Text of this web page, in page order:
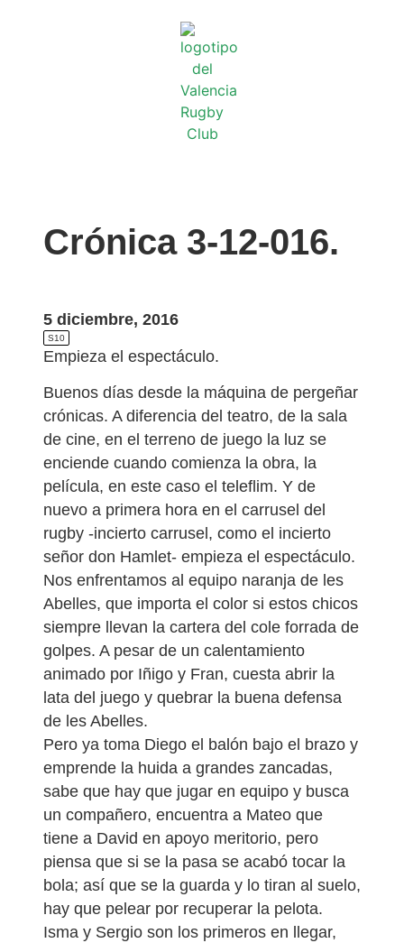
Crónica 3-12-016.
5 diciembre, 2016
S10
Empieza el espectáculo.
Buenos días desde la máquina de pergeñar
crónicas. A diferencia del teatro, de la sala
de cine, en el terreno de juego la luz se
enciende cuando comienza la obra, la
película, en este caso el teleflim. Y de
nuevo a primera hora en el carrusel del
rugby -incierto carrusel, como el incierto
señor don Hamlet- empieza el espectáculo.
Nos enfrentamos al equipo naranja de les
Abelles, que importa el color si estos chicos
siempre llevan la cartera del cole forrada de
golpes. A pesar de un calentamiento
animado por Iñigo y Fran, cuesta abrir la
lata del juego y quebrar la buena defensa
de les Abelles.
Pero ya toma Diego el balón bajo el brazo y
emprende la huida a grandes zancadas,
sabe que hay que jugar en equipo y busca
un compañero, encuentra a Mateo que
tiene a David en apoyo meritorio, pero
piensa que si se la pasa se acabó tocar la
bola; así que se la guarda y lo tiran al suelo,
hay que pelear por recuperar la pelota.
Isma y Sergio son los primeros en llegar,